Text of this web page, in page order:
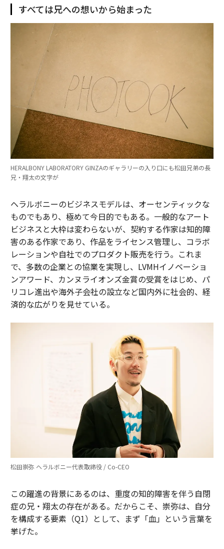
すべては兄への想いから始まった
HERALBONY LABORATORY GINZAのギャラリーの入り口にも松田兄弟の長
兄・翔太の文字が
ヘラルボニーのビジネスモデルは、オーセンティックな
ものでもあり、極めて今日的でもある。一般的なアート
ビジネスと大枠は変わらないが、契約する作家は知的障
害のある作家であり、作品をライセンス管理し、コラボ
レーションや自社でのプロダクト販売を行う。これま
で、多数の企業との協業を実現し、LVMHイノベーショ
ンアワード、カンヌライオンズ金賞の受賞をはじめ、パ
リコレ進出や海外子会社の設立など国内外に社会的、経
済的な広がりを見せている。
松田崇弥 ヘラルボニー代表取締役 / Co-CEO
この躍進の背景にあるのは、重度の知的障害を伴う自閉
症の兄・翔太の存在がある。だからこそ、崇弥は、自分
を構成する要素（Q1）として、まず「血」という言葉を
挙げた。